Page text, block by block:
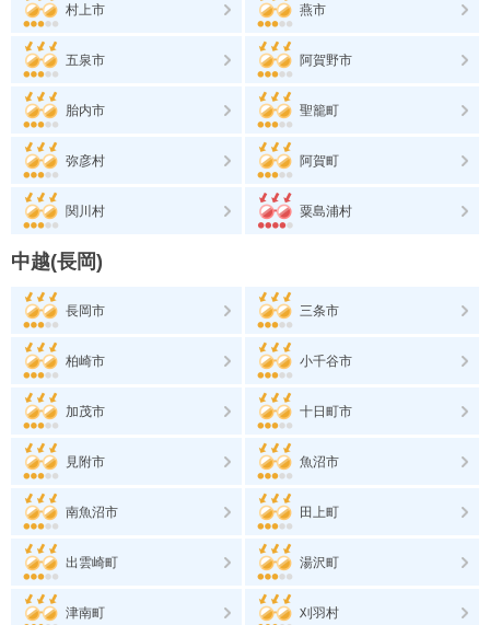
村上市 燕市
五泉市 阿賀野市
胎内市 聖籠町
弥彦村 阿賀町
関川村 粟島浦村
中越(長岡)
長岡市 三条市
柏崎市 小千谷市
加茂市 十日町市
見附市 魚沼市
南魚沼市 田上町
出雲崎町 湯沢町
津南町 刈羽村